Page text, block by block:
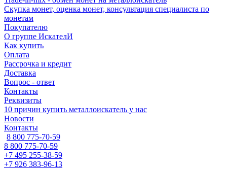
Скупка монет, оценка монет, консультация специалиста по
монетам
Покупателю
О группе ИскателИ
Как купить
Оплата
Рассрочка и кредит
Доставка
Вопрос - ответ
Контакты
Реквизиты
10 причин купить металлоискатель у нас
Новости
Контакты
8 800 775-70-59
8 800 775-70-59
+7 495 255-38-59
+7 926 383-96-13